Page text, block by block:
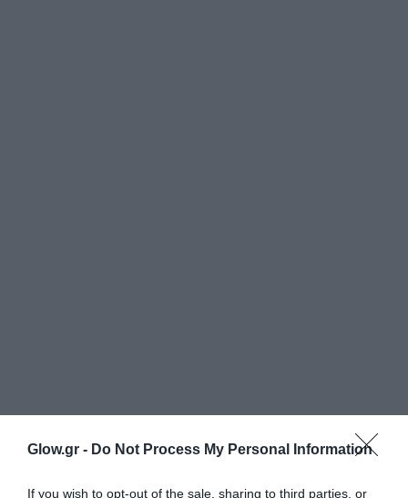
Glow.gr - Do Not Process My Personal Information
If you wish to opt-out of the sale, sharing to third parties, or